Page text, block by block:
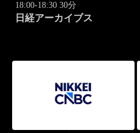
18:00-18:30 30分
日経アーカイブス